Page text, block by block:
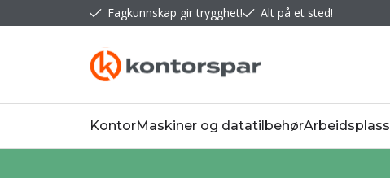
Fagkunnskap gir trygghet! Alt på et sted!
KontorMaskiner og datatilbehørArbeidsplass